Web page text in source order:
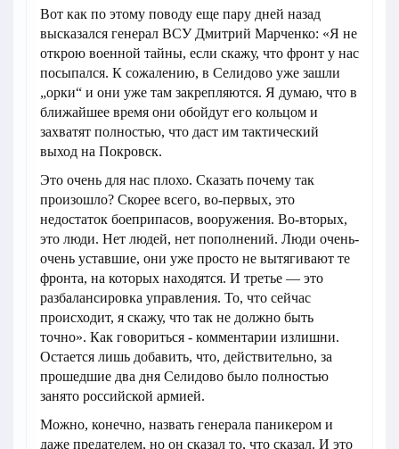
Вот как по этому поводу еще пару дней назад
высказался генерал ВСУ Дмитрий Марченко: «Я не
открою военной тайны, если скажу, что фронт у нас
посыпался. К сожалению, в Селидово уже зашли
„орки“ и они уже там закрепляются. Я думаю, что в
ближайшее время они обойдут его кольцом и
захватят полностью, что даст им тактический
выход на Покровск.
Это очень для нас плохо. Сказать почему так
произошло? Скорее всего, во-первых, это
недостаток боеприпасов, вооружения. Во-вторых,
это люди. Нет людей, нет пополнений. Люди очень-
очень уставшие, они уже просто не вытягивают те
фронта, на которых находятся. И третье — это
разбалансировка управления. То, что сейчас
происходит, я скажу, что так не должно быть
точно». Как говориться - комментарии излишни.
Остается лишь добавить, что, действительно, за
прошедшие два дня Селидово было полностью
занято российской армией.
Можно, конечно, назвать генерала паникером и
даже предателем, но он сказал то, что сказал. И это